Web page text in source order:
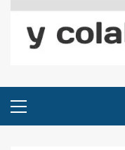
principal